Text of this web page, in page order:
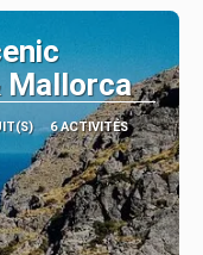
Mallorca
6 ACTIVITÉS